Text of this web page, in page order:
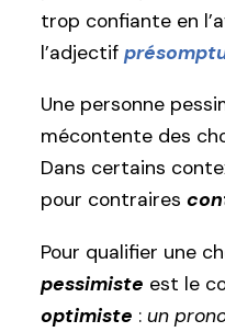
trop confiante en
l’adjectif
Une personne
mécontente des
Dans certains
pour contraires
Pour qualifier une
pessimiste est le
optimiste : un